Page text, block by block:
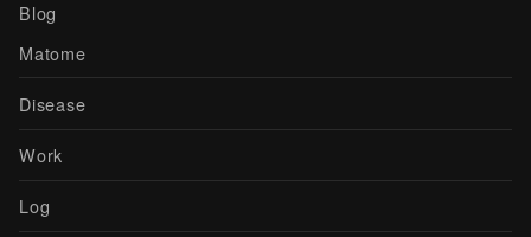
Blog
Matome
Disease
Work
Log